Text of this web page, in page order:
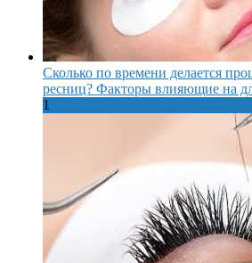
Сколько по времени делается
ресниц? Факторы влияющие на
1